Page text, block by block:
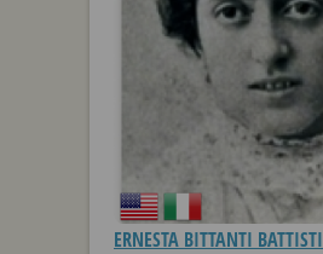
ERNESTA BITTANTI BATTISTI